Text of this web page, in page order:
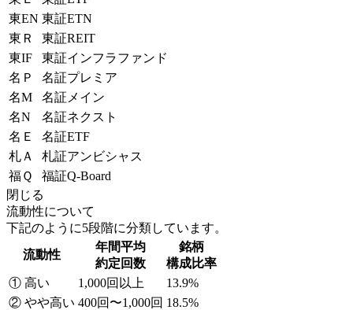
東EN 東証ETN
東Ｒ
東証REIT
東IF
東証インフラファンド
名Ｐ
名証プレミア
名M
名証メイン
名N
名証ネクスト
名Ｅ
名証ETF
札Ａ
札証アンビシャス
福Ｑ
福証Q-Board
閉じる
流動性について
下記のように5段階に分類しています。
流動性
年間平均
約定回数
銘柄
構成比率
① 高い
1,000回以上
13.9%
② やや高い 400回〜1,000回 18.5%